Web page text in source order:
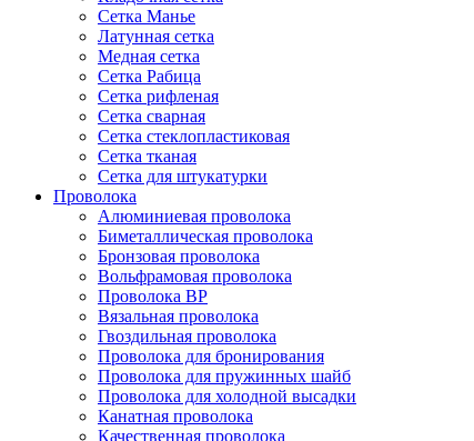
Сетка Манье
Латунная сетка
Медная сетка
Сетка Рабица
Сетка рифленая
Сетка сварная
Сетка стеклопластиковая
Сетка тканая
Сетка для штукатурки
Проволока
Алюминиевая проволока
Биметаллическая проволока
Бронзовая проволока
Вольфрамовая проволока
Проволока ВР
Вязальная проволока
Гвоздильная проволока
Проволока для бронирования
Проволока для пружинных шайб
Проволока для холодной высадки
Канатная проволока
Качественная проволока